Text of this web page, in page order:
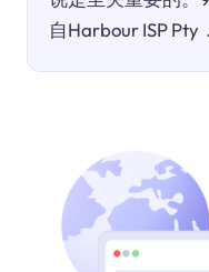
自Harbour ISP Pty